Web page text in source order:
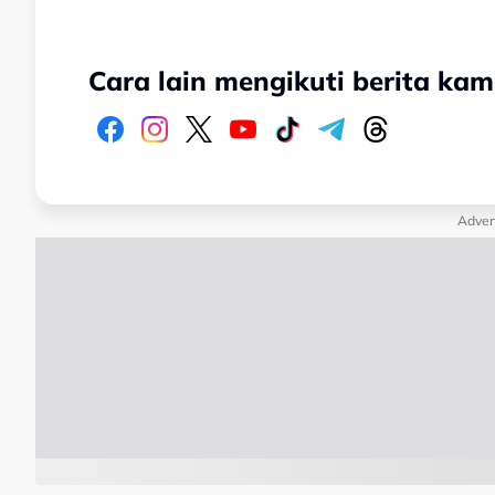
Cara lain mengikuti berita